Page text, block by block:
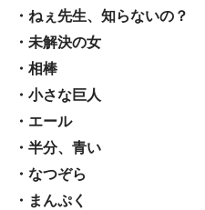
・ねぇ先生、知らないの？
・未解決の女
・相棒
・小さな巨人
・エール
・半分、青い
・なつぞら
・まんぷく